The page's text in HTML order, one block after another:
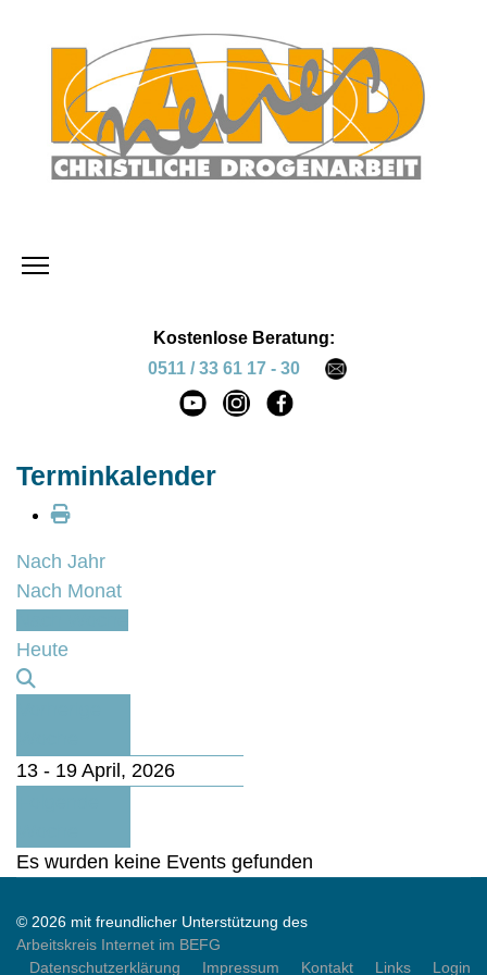
Kostenlose Beratung:
0511 / 33 61 17 - 30
Terminkalender
Nach Jahr
Nach Monat
Heute
13 - 19 April, 2026
Es wurden keine Events gefunden
© 2026 mit freundlicher Unterstützung des
Arbeitskreis Internet im BEFG
Datenschutzerklärung
Impressum Kontakt Links Login